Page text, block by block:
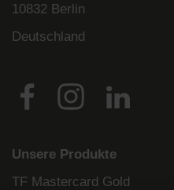
10832 Berlin
Deutschland
Unsere Produkte
TF Mastercard Gold